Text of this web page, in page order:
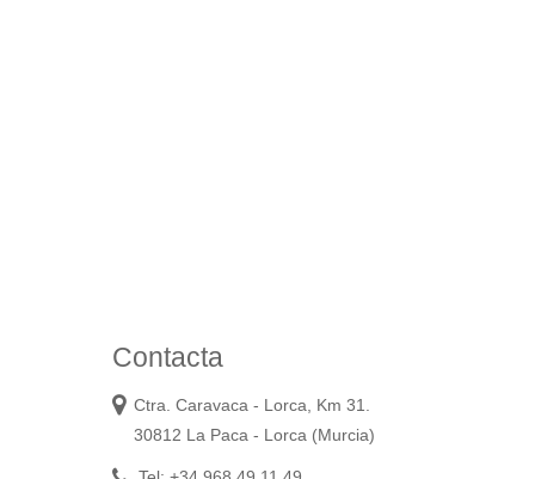
Contacta
Ctra. Caravaca - Lorca, Km 31.
30812 La Paca - Lorca (Murcia)